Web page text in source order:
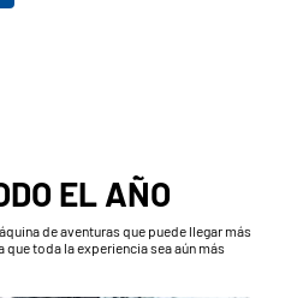
EL AÑO
de aventuras que puede llegar más
toda la experiencia sea aún más